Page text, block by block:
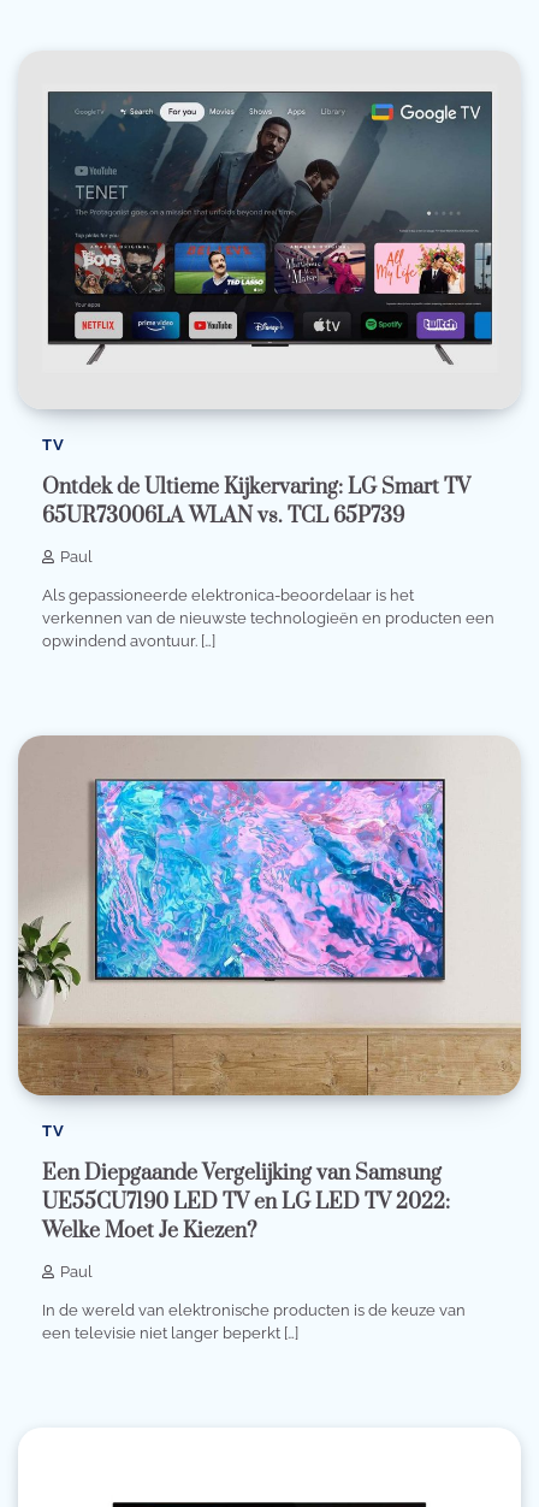
TV
Ontdek de Ultieme Kijkervaring: LG Smart TV
65UR73006LA WLAN vs. TCL 65P739
Paul
Als gepassioneerde elektronica-beoordelaar is het
verkennen van de nieuwste technologieën en producten een
opwindend avontuur. […]
TV
Een Diepgaande Vergelijking van Samsung
UE55CU7190 LED TV en LG LED TV 2022:
Welke Moet Je Kiezen?
Paul
In de wereld van elektronische producten is de keuze van
een televisie niet langer beperkt […]